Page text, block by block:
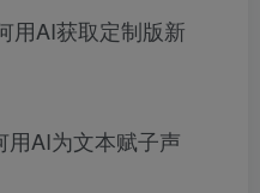
用AI获取定制版新
用AI为文本赋子声